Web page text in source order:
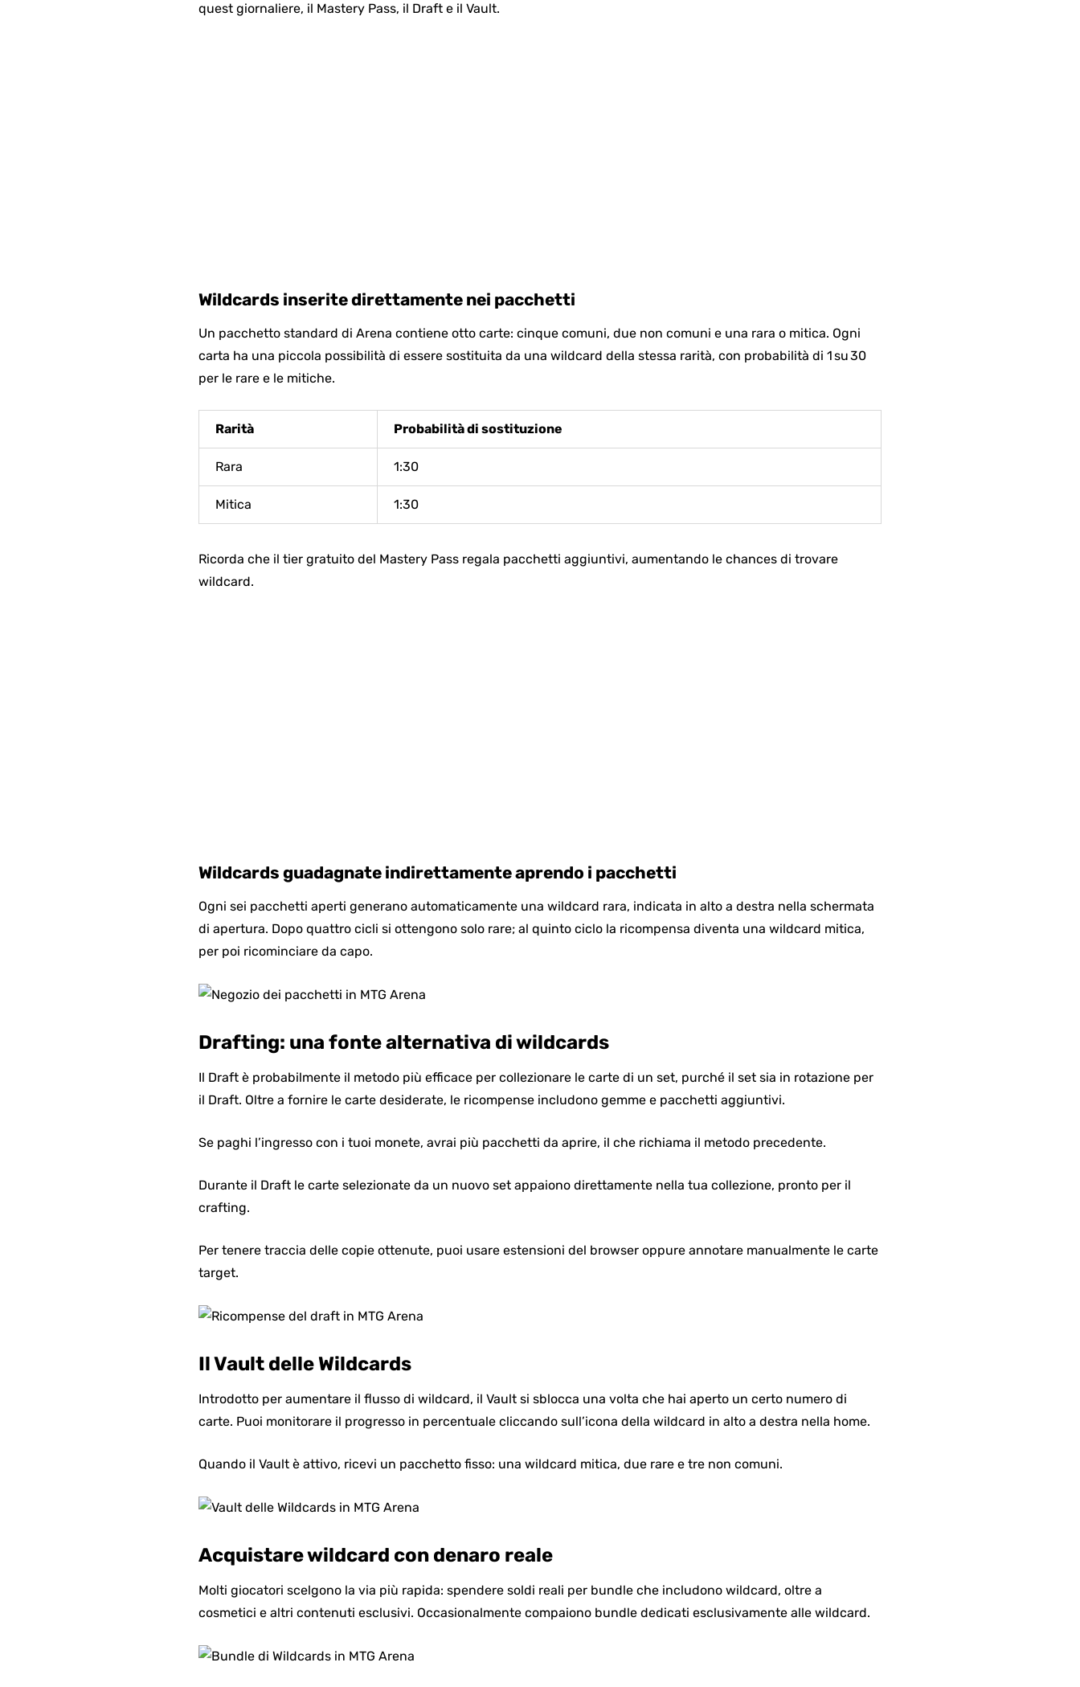
quest giornaliere, il Mastery Pass, il Draft e il Vault.
Wildcards inserite direttamente nei pacchetti
Un pacchetto standard di Arena contiene otto carte: cinque comuni, due non comuni e una rara o mitica. Ogni
carta ha una piccola possibilità di essere sostituita da una wildcard della stessa rarità, con probabilità di 1 su 30
per le rare e le mitiche.
Rarità Probabilità di sostituzione
Rara 1:30
Mitica 1:30
Ricorda che il tier gratuito del Mastery Pass regala pacchetti aggiuntivi, aumentando le chances di trovare
wildcard.
Wildcards guadagnate indirettamente aprendo i pacchetti
Ogni sei pacchetti aperti generano automaticamente una wildcard rara, indicata in alto a destra nella schermata
di apertura. Dopo quattro cicli si ottengono solo rare; al quinto ciclo la ricompensa diventa una wildcard mitica,
per poi ricominciare da capo.
Drafting: una fonte alternativa di wildcards
Il Draft è probabilmente il metodo più efficace per collezionare le carte di un set, purché il set sia in rotazione per
il Draft. Oltre a fornire le carte desiderate, le ricompense includono gemme e pacchetti aggiuntivi.
Se paghi l’ingresso con i tuoi monete, avrai più pacchetti da aprire, il che richiama il metodo precedente.
Durante il Draft le carte selezionate da un nuovo set appaiono direttamente nella tua collezione, pronto per il
crafting.
Per tenere traccia delle copie ottenute, puoi usare estensioni del browser oppure annotare manualmente le carte
target.
Il Vault delle Wildcards
Introdotto per aumentare il flusso di wildcard, il Vault si sblocca una volta che hai aperto un certo numero di
carte. Puoi monitorare il progresso in percentuale cliccando sull’icona della wildcard in alto a destra nella home.
Quando il Vault è attivo, ricevi un pacchetto fisso: una wildcard mitica, due rare e tre non comuni.
Acquistare wildcard con denaro reale
Molti giocatori scelgono la via più rapida: spendere soldi reali per bundle che includono wildcard, oltre a
cosmetici e altri contenuti esclusivi. Occasionalmente compaiono bundle dedicati esclusivamente alle wildcard.